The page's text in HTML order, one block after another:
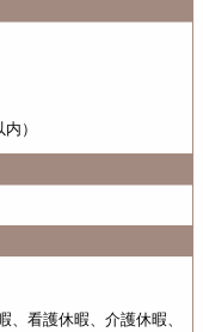
）
看護休暇、介護休暇、